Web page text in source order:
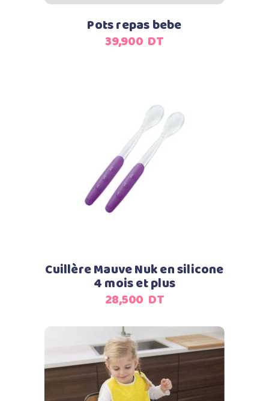
Pots repas bebe
39,900 DT
Ajouter au panier
Cuillère Mauve Nuk en silicone
4 mois et plus
28,500 DT